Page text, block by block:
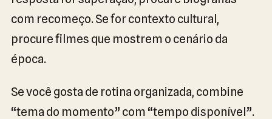
com recomeço. Se for contexto cultural,
procure filmes que mostrem o cenário da
época.
Se você gosta de rotina organizada, combine
“tema do momento” com “tempo disponível”.